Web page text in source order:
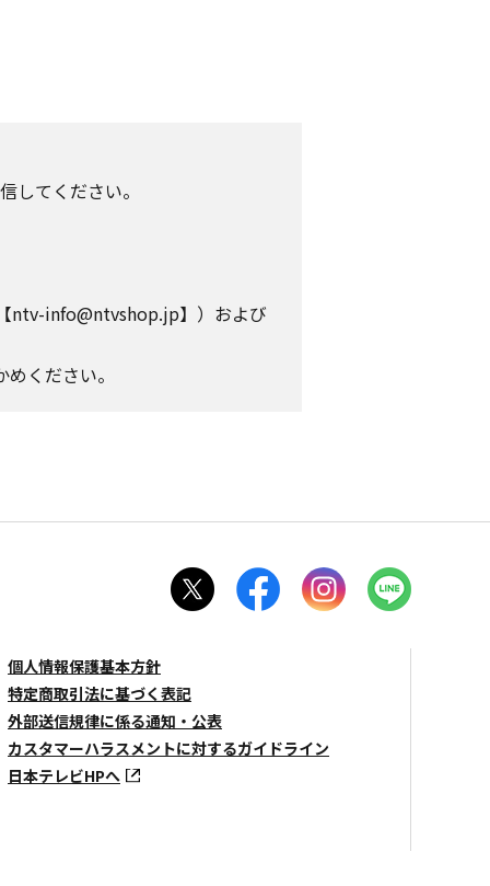
してください。
ntv-info@ntvshop.jp】）および
ください。
個人情報保護基本方針
特定商取引法に基づく表記
外部送信規律に係る通知・公表
カスタマーハラスメントに対するガイドライン
日本テレビHPへ